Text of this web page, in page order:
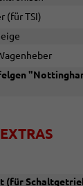
(für TSI)
(für